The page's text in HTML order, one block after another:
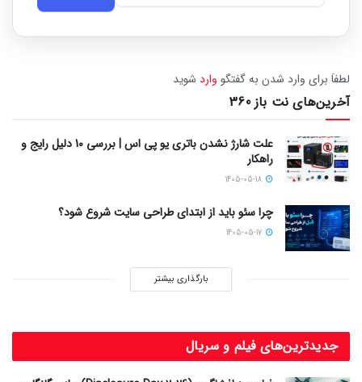
لطفاَ برای وارد شدن به گفتگو وارد شوید
آخرین‌های نت باز 360
علت شارژ نشدن باتری یو پی اس | بررسی 10 دلیل رایج و
راهکار
چرا سئو باید از ابتدای طراحی سایت شروع شود؟
بارگذاری بیشتر
جدیدترین‌های فیلم و سریال